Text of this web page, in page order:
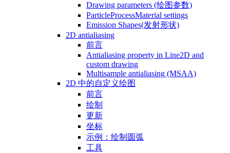
Drawing parameters (绘图参数)
ParticleProcessMaterial settings
Emission Shapes(发射形状)
2D antialiasing
前言
Antialiasing property in Line2D and
custom drawing
Multisample antialiasing (MSAA)
2D 中的自定义绘图
前言
绘制
更新
坐标
示例：绘制圆弧
工具